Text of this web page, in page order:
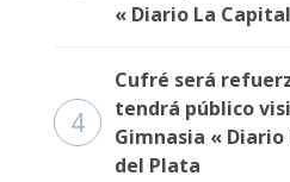
« Diario La
4
Cufré será
tendrá público
Gimnasia «
del Plata